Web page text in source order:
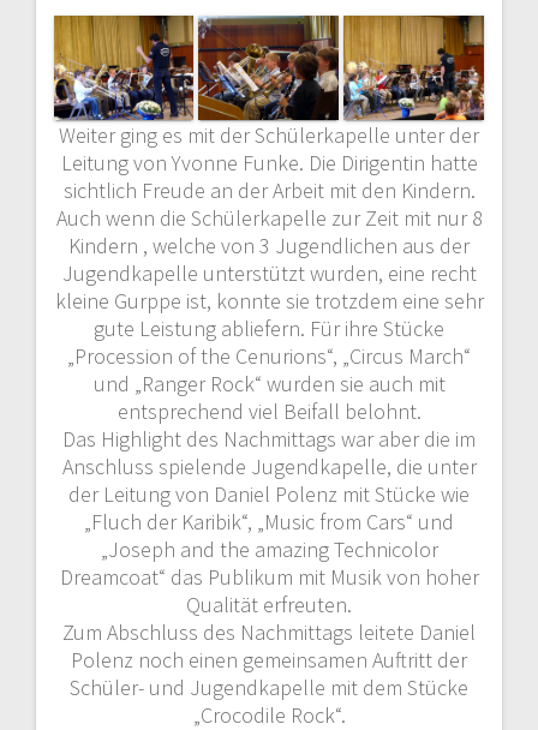
Weiter ging es mit der Schülerkapelle unter der
Leitung von Yvonne Funke. Die Dirigentin hatte
sichtlich Freude an der Arbeit mit den Kindern.
Auch wenn die Schülerkapelle zur Zeit mit nur 8
Kindern , welche von 3 Jugendlichen aus der
Jugendkapelle unterstützt wurden, eine recht
kleine Gurppe ist, konnte sie trotzdem eine sehr
gute Leistung abliefern. Für ihre Stücke
„Procession of the Cenurions“, „Circus March“
und „Ranger Rock“ wurden sie auch mit
entsprechend viel Beifall belohnt.
Das Highlight des Nachmittags war aber die im
Anschluss spielende Jugendkapelle, die unter
der Leitung von Daniel Polenz mit Stücke wie
„Fluch der Karibik“, „Music from Cars“ und
„Joseph and the amazing Technicolor
Dreamcoat“ das Publikum mit Musik von hoher
Qualität erfreuten.
Zum Abschluss des Nachmittags leitete Daniel
Polenz noch einen gemeinsamen Auftritt der
Schüler- und Jugendkapelle mit dem Stücke
„Crocodile Rock“.